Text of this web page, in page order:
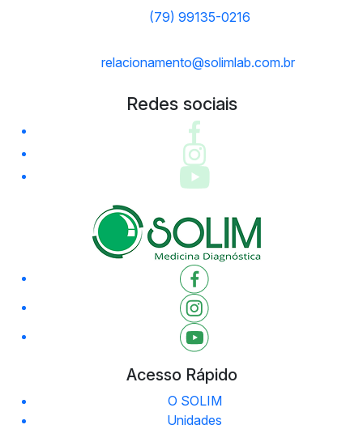
(79) 99135-0216
relacionamento@solimlab.com.br
Redes sociais
Acesso Rápido
O SOLIM
Unidades